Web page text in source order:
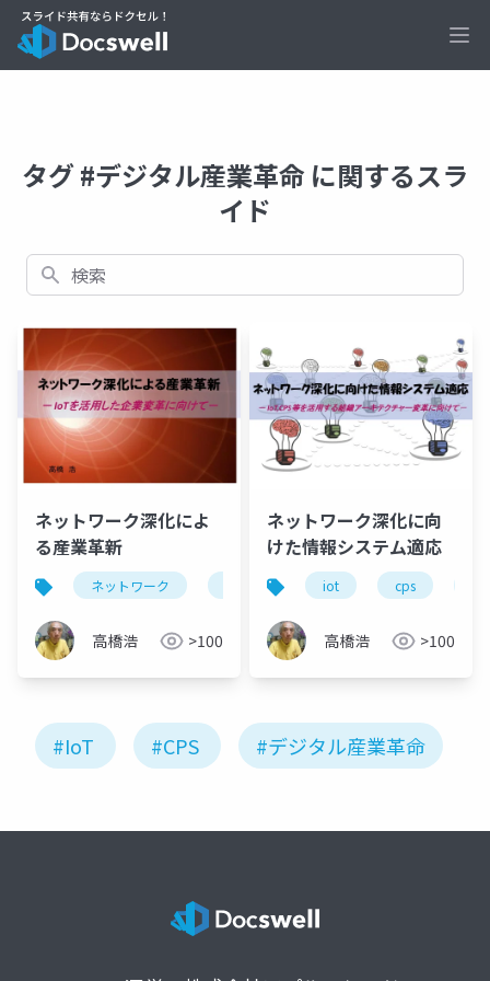
タグ #デジタル産業革命 に関するスラ
イド
検索
ネットワーク深化によ
る産業革新
ネットワーク デジタル化 iot 企業変革
高橋浩 >100
ネットワーク深化に向
けた情報システム適応
iot cps
高橋浩 >100
#IoT #CPS #デジタル産業革命